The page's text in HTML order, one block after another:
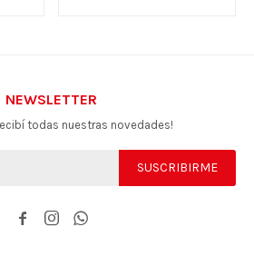
NEWSLETTER
todas nuestras novedades!
SUSCRIBIRME
  